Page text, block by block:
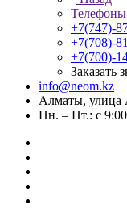
Телефоны
+7(747)-
+7(708)-
+7(700)-
Заказать
info@neom.kz
Алматы, улица
Пн. – Пт.: с